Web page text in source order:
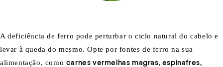
A deficiência de ferro pode perturbar o ciclo natural do cabelo e
levar à queda do mesmo. Opte por fontes de ferro na sua
alimentação, como carnes vermelhas magras, espinafres,